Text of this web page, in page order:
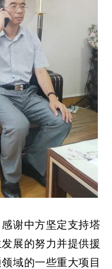
谢中方坚定支持塔
展的努力并提供援
域的一些重大项目